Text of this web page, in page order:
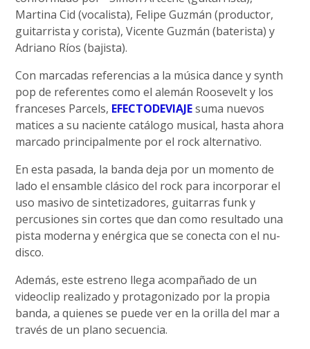
Martina Cid (vocalista), Felipe Guzmán (productor,
guitarrista y corista), Vicente Guzmán (baterista) y
Adriano Ríos (bajista).
Con marcadas referencias a la música dance y synth
pop de referentes como el alemán Roosevelt y los
franceses Parcels, EFECTODEVIAJEsuma nuevos
matices a su naciente catálogo musical, hasta ahora
marcado principalmente por el rock alternativo.
En esta pasada, la banda deja por un momento de
lado el ensamble clásico del rock para incorporar el
uso masivo de sintetizadores, guitarras funk y
percusiones sin cortes que dan como resultado una
pista moderna y enérgica que se conecta con el nu-
disco.
Además, este estreno llega acompañado de un
videoclip realizado y protagonizado por la propia
banda, a quienes se puede ver en la orilla del mar a
través de un plano secuencia.